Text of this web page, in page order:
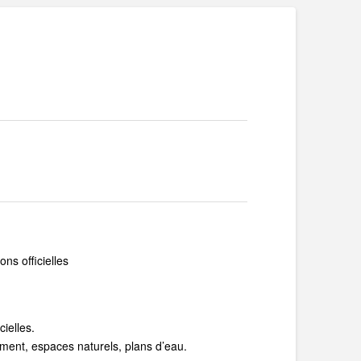
officielles
espaces naturels, plans d’eau.